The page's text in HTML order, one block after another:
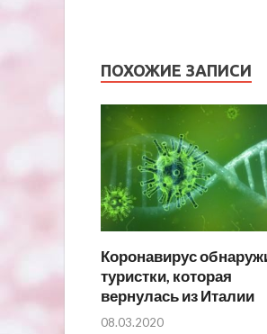
ПОХОЖИЕ ЗАПИСИ
Коронавирус
туристки, которая
вернулась из Италии
08.03.2020